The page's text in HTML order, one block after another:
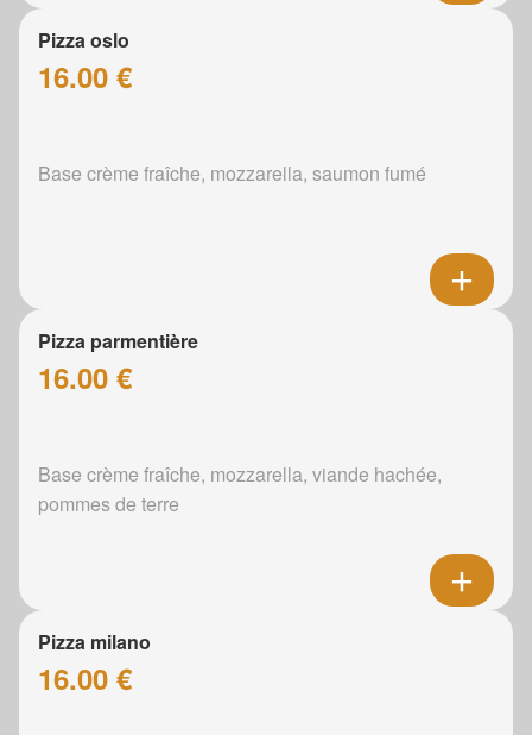
Pizza oslo
16.00 €
Base crème fraîche, mozzarella, saumon fumé
Pizza parmentière
16.00 €
Base crème fraîche, mozzarella, viande hachée,
pommes de terre
Pizza milano
16.00 €